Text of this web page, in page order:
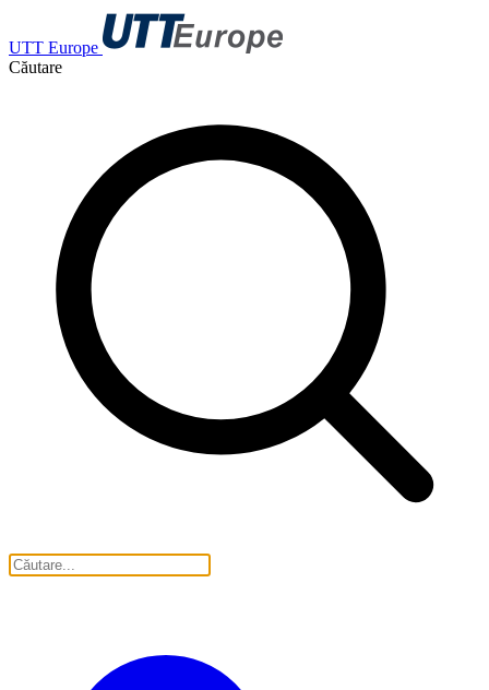
UTT Europe
Căutare